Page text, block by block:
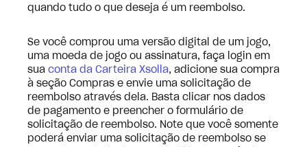
quando tudo o que deseja é um reembolso.
Se você comprou uma versão digital de um jogo,
uma moeda de jogo ou assinatura, faça login em
sua conta da Carteira Xsolla, adicione sua compra
à seção Compras e envie uma solicitação de
reembolso através dela. Basta clicar nos dados
de pagamento e preencher o formulário de
solicitação de reembolso. Note que você somente
poderá enviar uma solicitação de reembolso se